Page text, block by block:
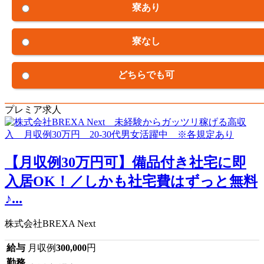
寮あり
寮なし
どちらでも可
プレミア求人
【月収例30万円可】備品付き社宅に即
入居OK！／しかも社宅費はずっと無料
♪...
株式会社BREXA Next
給与 月収例300,000円